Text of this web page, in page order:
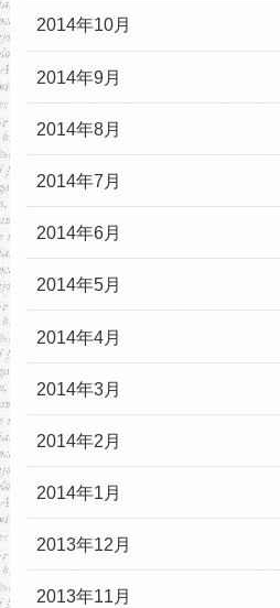
2014年10月
2014年9月
2014年8月
2014年7月
2014年6月
2014年5月
2014年4月
2014年3月
2014年2月
2014年1月
2013年12月
2013年11月